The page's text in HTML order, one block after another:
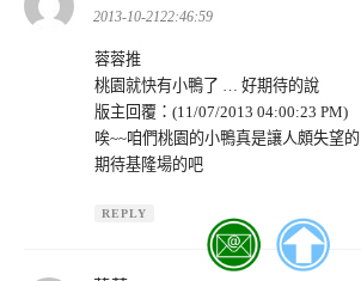
示:
2013-10-2122:46:59
蓉蓉推
桃園就快有小鴨了 … 好期待的說
版主回覆：(11/07/2013 04:00:23 PM)
唉~~咱們桃園的小鴨真是讓人頗失望的
期待基隆場的吧
REPLY